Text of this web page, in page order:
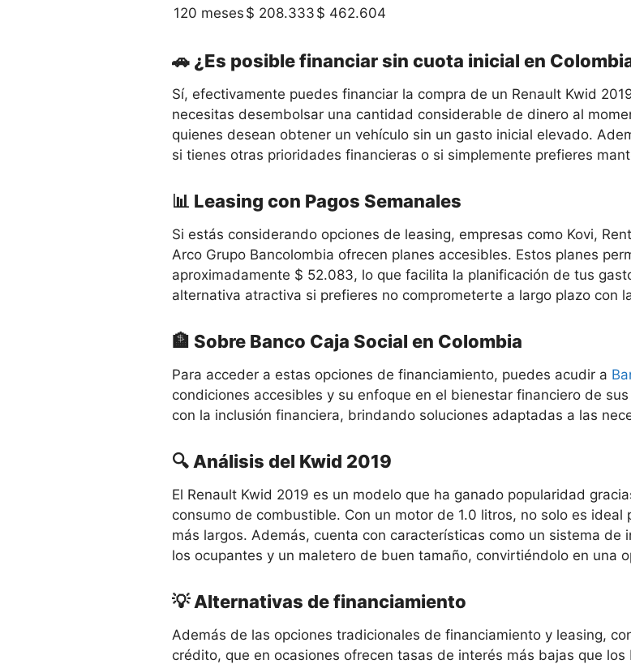
120 meses $ 208.333 $ 462.604
🚗 ¿Es posible financiar sin cuota inicial en
Sí, efectivamente puedes financiar la compra de un Renault Kwid
necesitas desembolsar una cantidad considerable de dinero al
quienes desean obtener un vehículo sin un gasto inicial elevado.
si tienes otras prioridades financieras o si simplemente prefieres
📊 Leasing con Pagos Semanales
Si estás considerando opciones de leasing, empresas como Kovi,
Arco Grupo Bancolombia ofrecen planes accesibles. Estos planes
aproximadamente $ 52.083, lo que facilita la planificación de tus
alternativa atractiva si prefieres no comprometerte a largo plazo con
🏦 Sobre Banco Caja Social en Colombia
Para acceder a estas opciones de financiamiento, puedes acudir a
condiciones accesibles y su enfoque en el bienestar financiero de
con la inclusión financiera, brindando soluciones adaptadas a las
🔍 Análisis del Kwid 2019
El Renault Kwid 2019 es un modelo que ha ganado popularidad
consumo de combustible. Con un motor de 1.0 litros, no solo es
más largos. Además, cuenta con características como un sistema
los ocupantes y un maletero de buen tamaño, convirtiéndolo en una
💡 Alternativas de financiamiento
Además de las opciones tradicionales de financiamiento y leasing,
crédito, que en ocasiones ofrecen tasas de interés más bajas que